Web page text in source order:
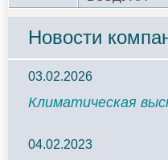
Новости
03.02.2026
Климатическая
04.02.2023